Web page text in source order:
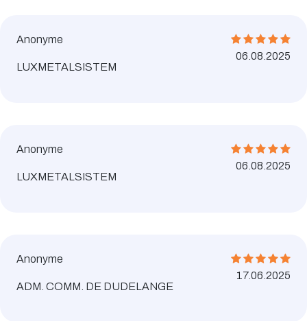
Anonyme
LUXMETALSISTEM
06.08.2025
Anonyme
LUXMETALSISTEM
06.08.2025
Anonyme
ADM. COMM. DE DUDELANGE
17.06.2025